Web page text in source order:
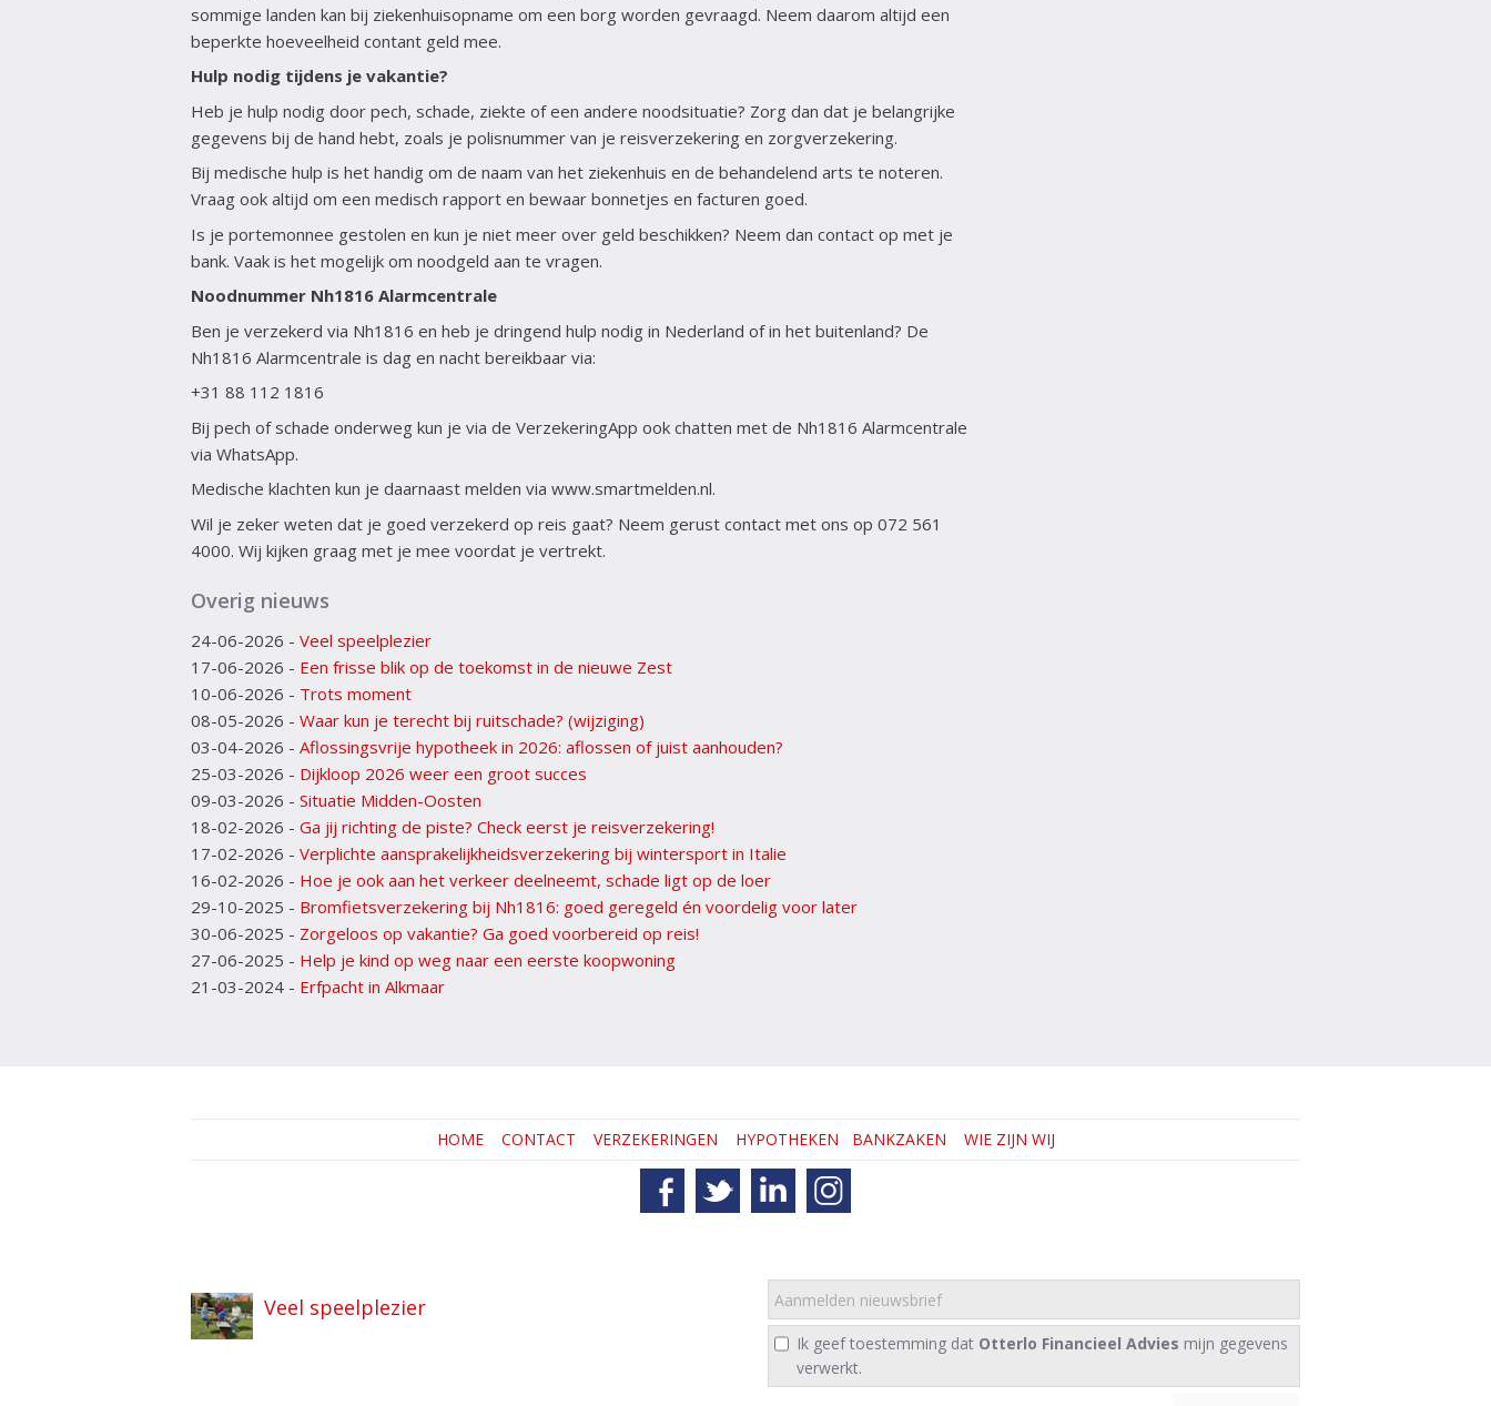
sommige landen kan bij ziekenhuisopname om een borg worden gevraagd. Neem daarom altijd een
beperkte hoeveelheid contant geld mee.
Hulp nodig tijdens je vakantie?
Heb je hulp nodig door pech, schade, ziekte of een andere noodsituatie? Zorg dan dat je belangrijke
gegevens bij de hand hebt, zoals je polisnummer van je reisverzekering en zorgverzekering.
Bij medische hulp is het handig om de naam van het ziekenhuis en de behandelend arts te noteren.
Vraag ook altijd om een medisch rapport en bewaar bonnetjes en facturen goed.
Is je portemonnee gestolen en kun je niet meer over geld beschikken? Neem dan contact op met je
bank. Vaak is het mogelijk om noodgeld aan te vragen.
Noodnummer Nh1816 Alarmcentrale
Ben je verzekerd via Nh1816 en heb je dringend hulp nodig in Nederland of in het buitenland? De
Nh1816 Alarmcentrale is dag en nacht bereikbaar via:
+31 88 112 1816
Bij pech of schade onderweg kun je via de VerzekeringApp ook chatten met de Nh1816 Alarmcentrale
via WhatsApp.
Medische klachten kun je daarnaast melden via www.smartmelden.nl.
Wil je zeker weten dat je goed verzekerd op reis gaat? Neem gerust contact met ons op 072 561
4000. Wij kijken graag met je mee voordat je vertrekt.
Overig nieuws
24-06-2026 - Veel speelplezier
17-06-2026 - Een frisse blik op de toekomst in de nieuwe Zest
10-06-2026 - Trots moment
08-05-2026 - Waar kun je terecht bij ruitschade? (wijziging)
03-04-2026 - Aflossingsvrije hypotheek in 2026: aflossen of juist aanhouden?
25-03-2026 - Dijkloop 2026 weer een groot succes
09-03-2026 - Situatie Midden-Oosten
18-02-2026 - Ga jij richting de piste? Check eerst je reisverzekering!
17-02-2026 - Verplichte aansprakelijkheidsverzekering bij wintersport in Italie
16-02-2026 - Hoe je ook aan het verkeer deelneemt, schade ligt op de loer
29-10-2025 - Bromfietsverzekering bij Nh1816: goed geregeld én voordelig voor later
30-06-2025 - Zorgeloos op vakantie? Ga goed voorbereid op reis!
27-06-2025 - Help je kind op weg naar een eerste koopwoning
21-03-2024 - Erfpacht in Alkmaar
HOME CONTACT VERZEKERINGEN HYPOTHEKEN BANKZAKEN WIE ZIJN WIJ
Veel speelplezier
Ik geef toestemming dat Otterlo Financieel Advies mijn gegevens
verwerkt.